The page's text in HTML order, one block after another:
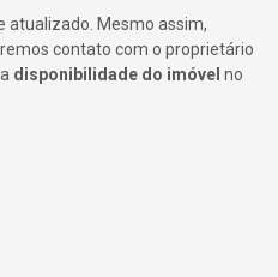
atualizado. Mesmo assim,
contato com o proprietário
disponibilidade do imóvel no